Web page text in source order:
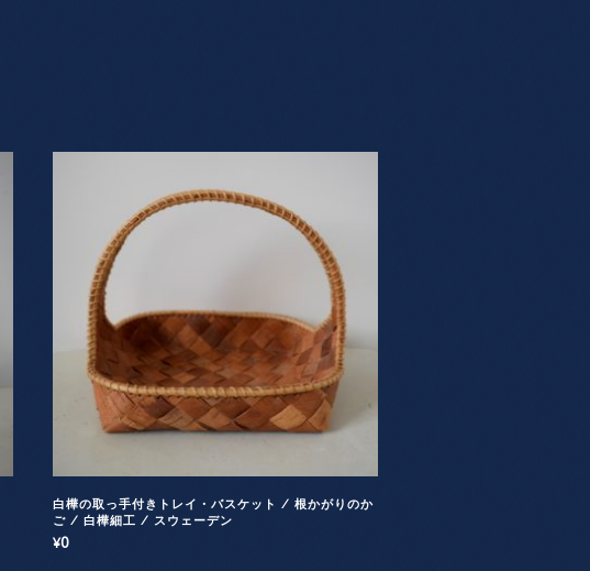
白樺の取っ手付きトレイ・バスケット / 根かがりのか
ご / 白樺細工 / スウェーデン
¥0